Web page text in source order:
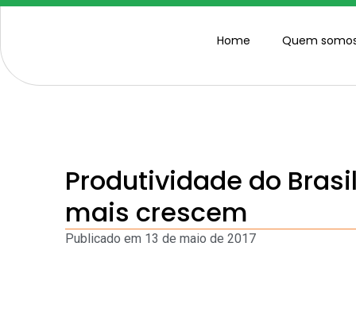
Home Quem
Produtividade do
mais crescem
Publicado em 13 de maio de 2017